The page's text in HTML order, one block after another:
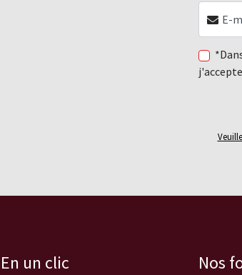
E-
En un clic Nos